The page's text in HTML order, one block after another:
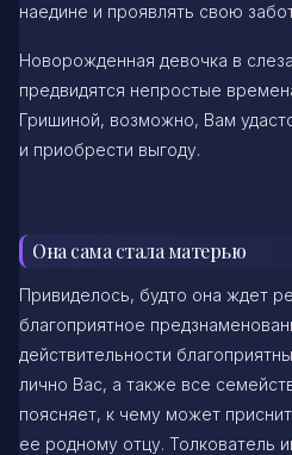
наедине и проявлять свою
Новорожденная девочка в
предвидятся непростые
Гришиной, возможно, Вам
и приобрести выгоду.
Она сама стала матерью
Привиделось, будто она ждет
благоприятное
действительности
лично Вас, а также все
поясняет, к чему может
ее родному отцу. Толкователь